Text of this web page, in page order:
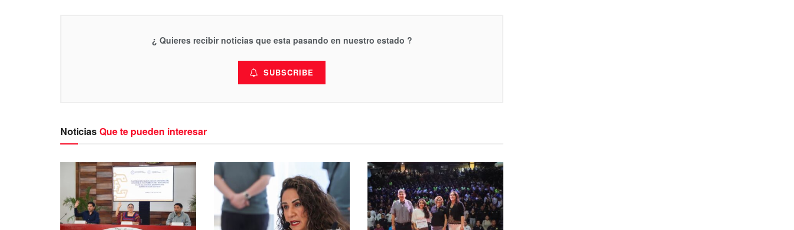
¿ Quieres recibir noticias que esta pasando en nuestro estado ?
SUBSCRIBE
NoticiasQue te pueden interesar